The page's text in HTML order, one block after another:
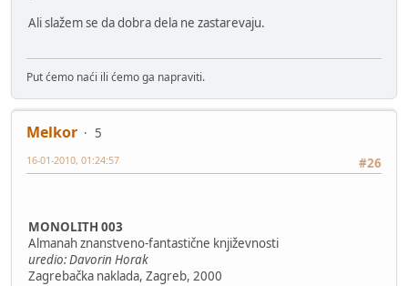
Ali slažem se da dobra dela ne zastarevaju.
Put ćemo naći ili ćemo ga napraviti.
Melkor
5
#26
16-01-2010, 01:24:57
MONOLITH 003
Almanah znanstveno-fantastične književnosti
uredio: Davorin Horak
Zagrebačka naklada, Zagreb, 2000